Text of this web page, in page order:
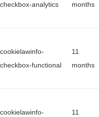
checkbox-analytics
months
cookielawinfo-
checkbox-functional
11
months
cookielawinfo-
11